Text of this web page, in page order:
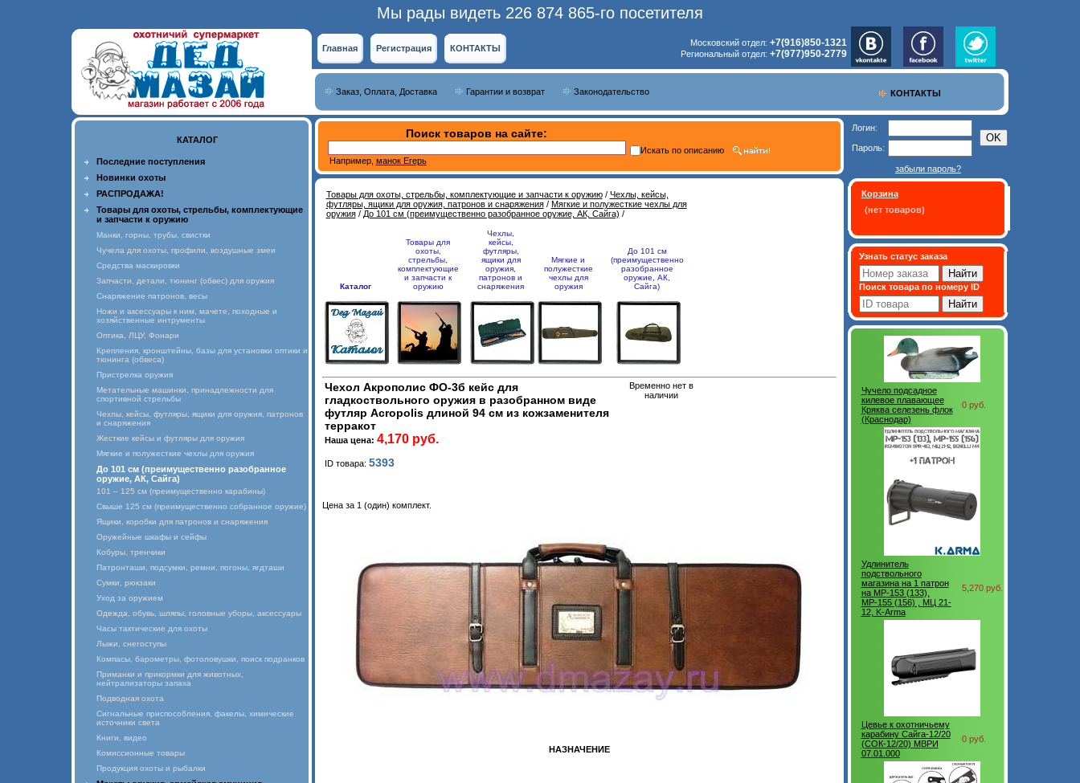
Мы рады видеть 226 874 865-го посетителя
Главная Регистрация КОНТАКТЫ
Московский отдел: +7(916)850-1321
Региональный отдел: +7(977)950-2779
КОНТАКТЫ
Заказ, Оплата, Доставка Гарантии и возврат Законодательство
КАТАЛОГ
Последние поступления
Новинки охоты
РАСПРОДАЖА!
Товары для охоты, стрельбы, комплектующие
и запчасти к оружию
Манки, горны, трубы, свистки
Чучела для охоты, профили, воздушные змеи
Средства маскировки
Запчасти, детали, тюнинг (обвес) для оружия
Снаряжение патронов, весы
Ножи и аксессуары к ним, мачете, походные и
хозяйственные интрументы
Оптика, ЛЦУ, Фонари
Крепления, кронштейны, базы для установки оптики и
тюнинга (обвеса)
Пристрелка оружия
Метательные машинки, принадлежности для
спортивной стрельбы
Чехлы, кейсы, футляры, ящики для оружия, патронов
и снаряжения
Жесткие кейсы и футляры для оружия
Мягкие и полужесткие чехлы для оружия
До 101 см (преимущественно разобранное
оружие, АК, Сайга)
101 – 125 см (преимущественно карабины)
Свыше 125 см (преимущественно собранное оружие)
Ящики, коробки для патронов и снаряжения
Оружейные шкафы и сейфы
Кобуры, тренчики
Патронташи, подсумки, ремни, погоны, ягдташи
Сумки, рюкзаки
Уход за оружием
Одежда, обувь, шляпы, головные уборы, аксессуары
Часы тактические для охоты
Лыжи, снегоступы
Компасы, барометры, фотоловушки, поиск подранков
Приманки и прикормки для животных,
нейтрализаторы запаха
Подводная охота
Сигнальные приспособления, факелы, химические
источники света
Книги, видео
Комиссионные товары
Продукция охоты и рыбалки
Поиск товаров на сайте:
Например, манок Егерь
Искать по описанию
Товары для охоты, стрельбы, комплектующие и запчасти к оружию/ Чехлы, кейсы,
футляры, ящики для оружия, патронов и снаряжения/ Мягкие и полужесткие чехлы для
оружия/ До 101 см (преимущественно разобранное оружие, АК, Сайга) /
Каталог
Товары для
охоты,
стрельбы,
комплектующие
и запчасти к
оружию
Чехлы,
кейсы,
футляры,
ящики для
оружия,
патронов и
снаряжения
Мягкие и
полужесткие
чехлы для
оружия
До 101 см
(преимущественно
разобранное
оружие, АК,
Сайга)
Чехол Акрополис ФО-3б кейс для
гладкоствольного оружия в разобранном виде
футляр Acropolis длиной 94 см из кожзаменителя
терракот
Наша цена: 4,170 руб.
ID товара: 5393
Временно нет в
наличии
Цена за 1 (один) комплект.
НАЗНАЧЕНИЕ
Логин:
Пароль:
забыли пароль?
Корзина
(нет товаров)
Узнать статус заказа
Поиск товара по номеру ID
Чучело подсадное
килевое плавающее
Кряква селезень флок
(Краснодар)
0 руб.
Удлинитель
подствольного
магазина на 1 патрон
на МР-153 (133),
МР-155 (156) , МЦ 21-
12, K-Arma
5,270 руб.
Цевье к охотничьему
карабину Сайга-12/20
(СОК-12/20) МВРИ
07.01.000
0 руб.